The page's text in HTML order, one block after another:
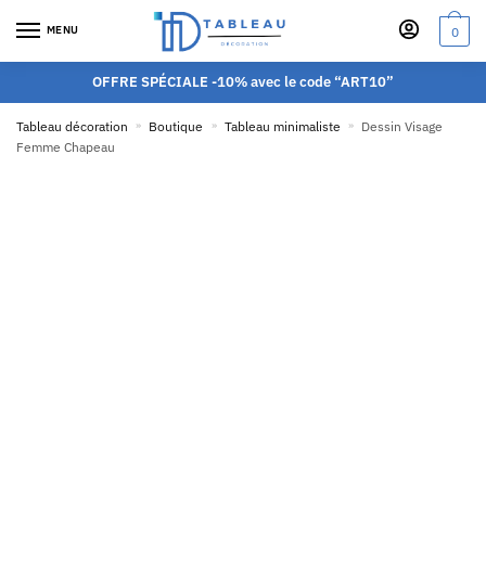
MENU 0
OFFRE SPÉCIALE -10% avec le code “ART10”
Tableau décoration » Boutique » Tableau minimaliste »
Dessin Visage
Femme Chapeau